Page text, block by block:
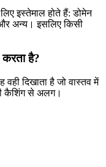
इस्तेमाल होते हैं: डोमेन
अन्य। इसलिए किसी
है?
वही दिखाता है जो वास्तव में
कैशिंग से अलग।